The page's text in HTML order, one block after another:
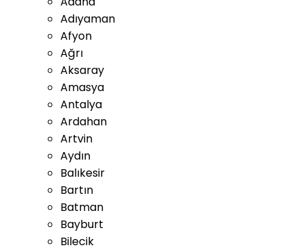
Adıyaman
Afyon
Ağrı
Aksaray
Amasya
Antalya
Ardahan
Artvin
Aydın
Balıkesir
Bartın
Batman
Bayburt
Bilecik